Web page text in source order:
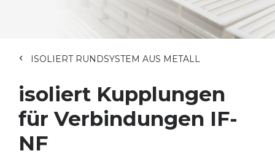
ISOLIERT RUNDSYSTEM AUS METALL
isoliert Kupplungen
für Verbindungen IF-
NF